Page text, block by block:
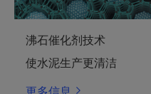
沸石催化剂技术
使水泥生产更清洁
更多信息